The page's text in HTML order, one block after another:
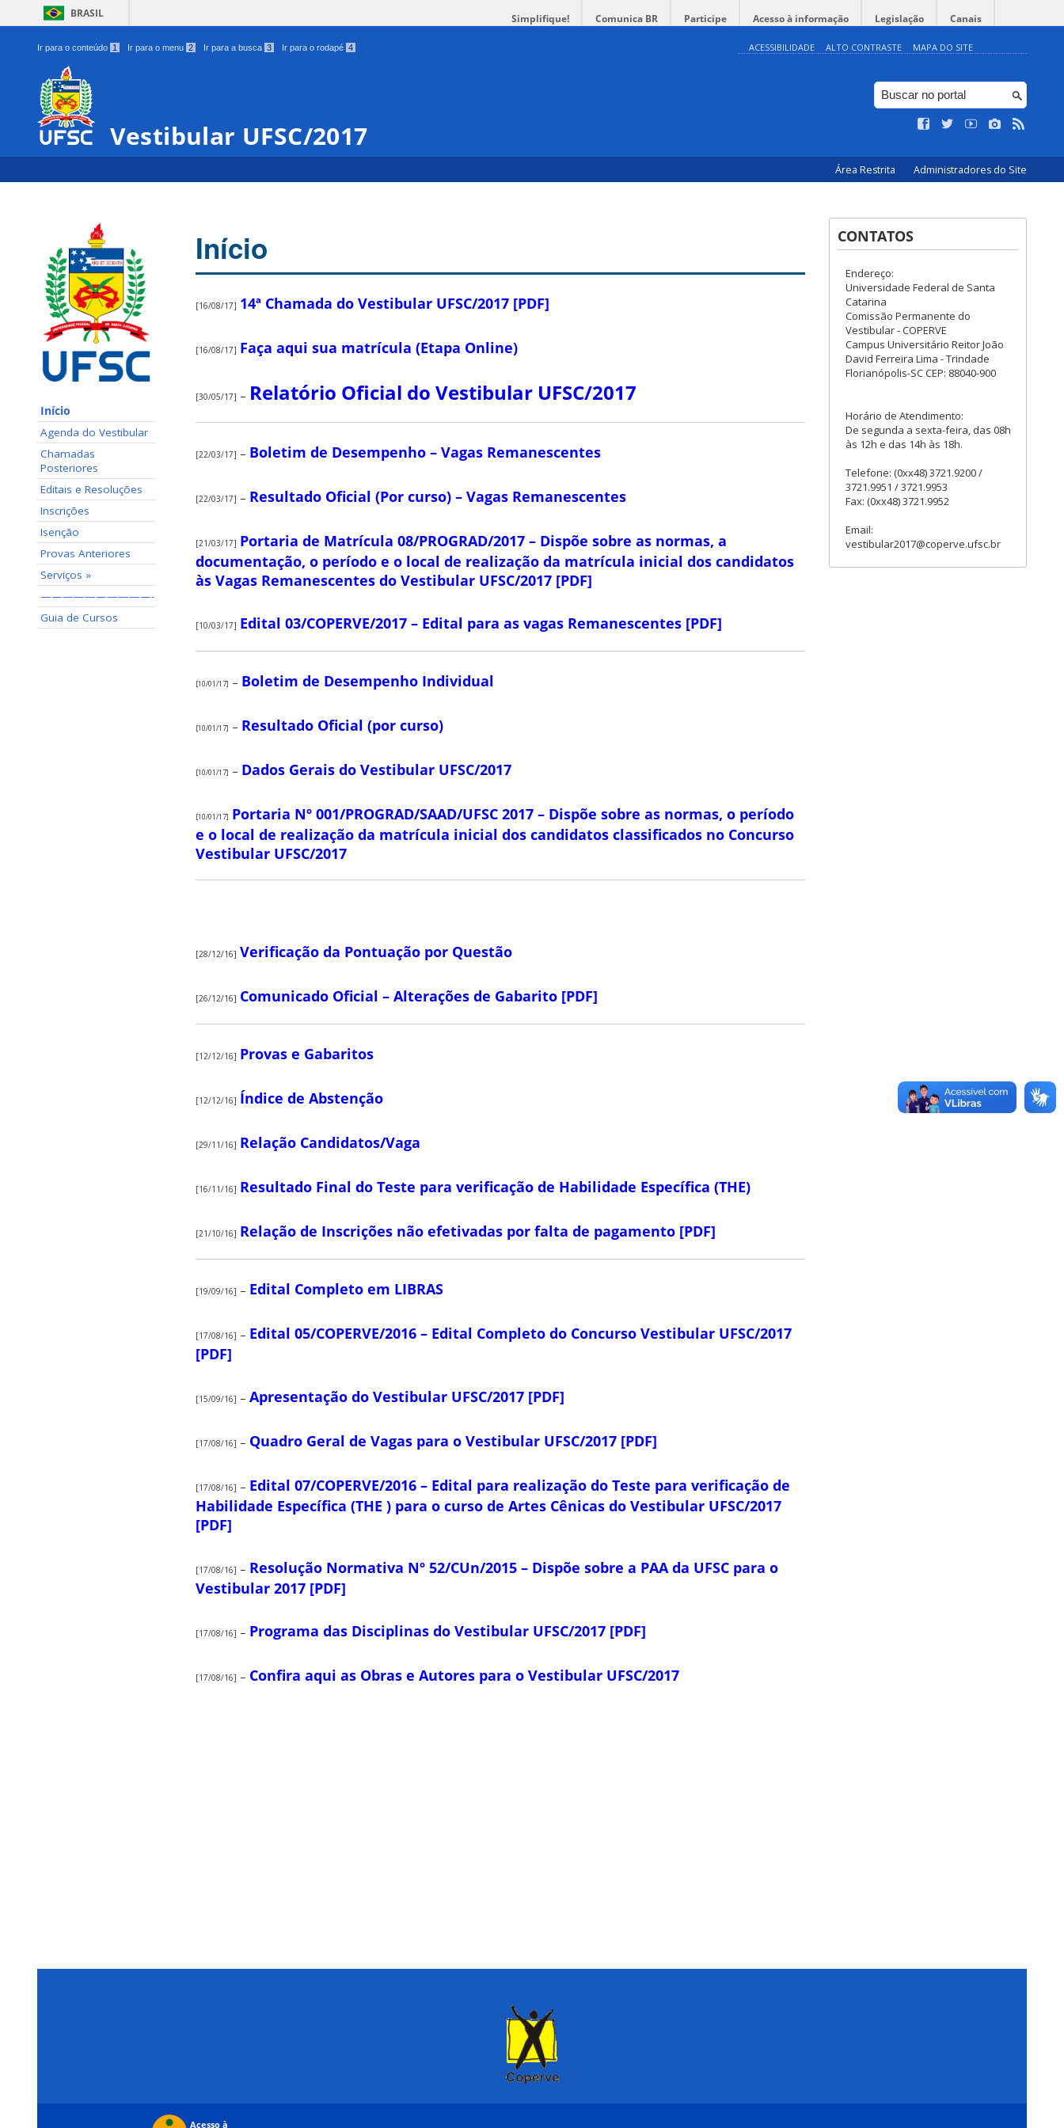
BRASIL Simplifique! Comunica BR Participe Acesso à informação Legislação Canais
Ir para o conteúdo 1 Ir para o menu 2 Ir para a busca 3 Ir para o rodapé 4 ACESSIBILIDADE ALTO CONTRASTE MAPA DO SITE
Vestibular UFSC/2017
Área Restrita Administradores do Site
Início
Agenda do Vestibular
Chamadas
Posteriores
Editais e Resoluções
Inscrições
Isenção
Provas Anteriores
Serviços »
——————————-
Guia de Cursos
Início
[16/08/17] 14ª Chamada do Vestibular UFSC/2017 [PDF]
[16/08/17] Faça aqui sua matrícula (Etapa Online)
[30/05/17] – Relatório Oficial do Vestibular UFSC/2017
[22/03/17] – Boletim de Desempenho – Vagas Remanescentes
[22/03/17] – Resultado Oficial (Por curso) – Vagas Remanescentes
[21/03/17] Portaria de Matrícula 08/PROGRAD/2017 – Dispõe sobre as normas, a
documentação, o período e o local de realização da matrícula inicial dos candidatos
às Vagas Remanescentes do Vestibular UFSC/2017 [PDF]
[10/03/17] Edital 03/COPERVE/2017 – Edital para as vagas Remanescentes [PDF]
[10/01/17] – Boletim de Desempenho Individual
[10/01/17] – Resultado Oficial (por curso)
[10/01/17] – Dados Gerais do Vestibular UFSC/2017
[10/01/17] Portaria Nº 001/PROGRAD/SAAD/UFSC 2017 – Dispõe sobre as normas, o período
e o local de realização da matrícula inicial dos candidatos classificados no Concurso
Vestibular UFSC/2017
[28/12/16] Verificação da Pontuação por Questão
[26/12/16] Comunicado Oficial – Alterações de Gabarito [PDF]
[12/12/16] Provas e Gabaritos
[12/12/16] Índice de Abstenção
[29/11/16] Relação Candidatos/Vaga
[16/11/16] Resultado Final do Teste para verificação de Habilidade Específica (THE)
[21/10/16] Relação de Inscrições não efetivadas por falta de pagamento [PDF]
[19/09/16] – Edital Completo em LIBRAS
[17/08/16] – Edital 05/COPERVE/2016 – Edital Completo do Concurso Vestibular UFSC/2017
[PDF]
[15/09/16] – Apresentação do Vestibular UFSC/2017 [PDF]
[17/08/16] – Quadro Geral de Vagas para o Vestibular UFSC/2017 [PDF]
[17/08/16] – Edital 07/COPERVE/2016 – Edital para realização do Teste para verificação de
Habilidade Específica (THE ) para o curso de Artes Cênicas do Vestibular UFSC/2017
[PDF]
[17/08/16] – Resolução Normativa Nº 52/CUn/2015 – Dispõe sobre a PAA da UFSC para o
Vestibular 2017 [PDF]
[17/08/16] – Programa das Disciplinas do Vestibular UFSC/2017 [PDF]
[17/08/16] – Confira aqui as Obras e Autores para o Vestibular UFSC/2017
CONTATOS
Endereço:
Universidade Federal de Santa
Catarina
Comissão Permanente do
Vestibular - COPERVE
Campus Universitário Reitor João
David Ferreira Lima - Trindade
Florianópolis-SC CEP: 88040-900
Horário de Atendimento:
De segunda a sexta-feira, das 08h
às 12h e das 14h às 18h.
Telefone: (0xx48) 3721.9200 /
3721.9951 / 3721.9953
Fax: (0xx48) 3721.9952
Email:
vestibular2017@coperve.ufsc.br